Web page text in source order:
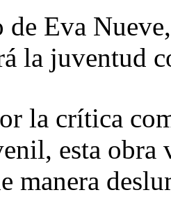
de Eva
la juventud
la crítica
esta obra
manera